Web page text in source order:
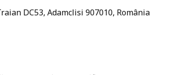
DC53, Adamclisi 907010, România